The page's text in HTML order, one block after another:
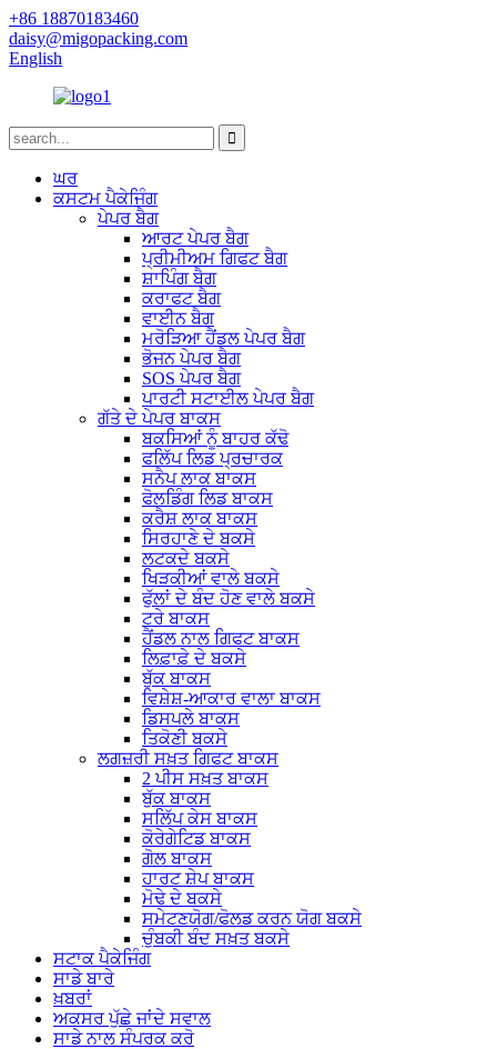
+86 18870183460
daisy@migopacking.com
English
ਘਰ
ਕਸਟਮ ਪੈਕੇਜਿੰਗ
ਪੇਪਰ ਬੈਗ
ਆਰਟ ਪੇਪਰ ਬੈਗ
ਪ੍ਰੀਮੀਅਮ ਗਿਫਟ ਬੈਗ
ਸ਼ਾਪਿੰਗ ਬੈਗ
ਕਰਾਫਟ ਬੈਗ
ਵਾਈਨ ਬੈਗ
ਮਰੋੜਿਆ ਹੈਂਡਲ ਪੇਪਰ ਬੈਗ
ਭੋਜਨ ਪੇਪਰ ਬੈਗ
SOS ਪੇਪਰ ਬੈਗ
ਪਾਰਟੀ ਸਟਾਈਲ ਪੇਪਰ ਬੈਗ
ਗੱਤੇ ਦੇ ਪੇਪਰ ਬਾਕਸ
ਬਕਸਿਆਂ ਨੂੰ ਬਾਹਰ ਕੱਢੋ
ਫਲਿੱਪ ਲਿਡ ਪ੍ਰਚਾਰਕ
ਸਨੈਪ ਲਾਕ ਬਾਕਸ
ਫੋਲਡਿੰਗ ਲਿਡ ਬਾਕਸ
ਕਰੈਸ਼ ਲਾਕ ਬਾਕਸ
ਸਿਰਹਾਣੇ ਦੇ ਬਕਸੇ
ਲਟਕਦੇ ਬਕਸੇ
ਖਿੜਕੀਆਂ ਵਾਲੇ ਬਕਸੇ
ਫੁੱਲਾਂ ਦੇ ਬੰਦ ਹੋਣ ਵਾਲੇ ਬਕਸੇ
ਟਰੇ ਬਾਕਸ
ਹੈਂਡਲ ਨਾਲ ਗਿਫਟ ਬਾਕਸ
ਲਿਫ਼ਾਫ਼ੇ ਦੇ ਬਕਸੇ
ਬੁੱਕ ਬਾਕਸ
ਵਿਸ਼ੇਸ਼-ਆਕਾਰ ਵਾਲਾ ਬਾਕਸ
ਡਿਸਪਲੇ ਬਾਕਸ
ਤਿਕੋਣੀ ਬਕਸੇ
ਲਗਜ਼ਰੀ ਸਖ਼ਤ ਗਿਫਟ ਬਾਕਸ
2 ਪੀਸ ਸਖ਼ਤ ਬਾਕਸ
ਬੁੱਕ ਬਾਕਸ
ਸਲਿੱਪ ਕੇਸ ਬਾਕਸ
ਕੋਰੇਗੇਟਿਡ ਬਾਕਸ
ਗੋਲ ਬਾਕਸ
ਹਾਰਟ ਸ਼ੇਪ ਬਾਕਸ
ਮੋਢੇ ਦੇ ਬਕਸੇ
ਸਮੇਟਣਯੋਗ/ਫੋਲਡ ਕਰਨ ਯੋਗ ਬਕਸੇ
ਚੁੰਬਕੀ ਬੰਦ ਸਖ਼ਤ ਬਕਸੇ
ਸਟਾਕ ਪੈਕੇਜਿੰਗ
ਸਾਡੇ ਬਾਰੇ
ਖ਼ਬਰਾਂ
ਅਕਸਰ ਪੁੱਛੇ ਜਾਂਦੇ ਸਵਾਲ
ਸਾਡੇ ਨਾਲ ਸੰਪਰਕ ਕਰੋ